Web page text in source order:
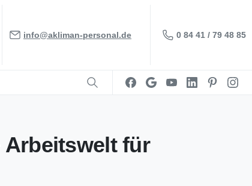
info@akliman-personal.de 0 84 41 / 79 48 85
Arbeitswelt für